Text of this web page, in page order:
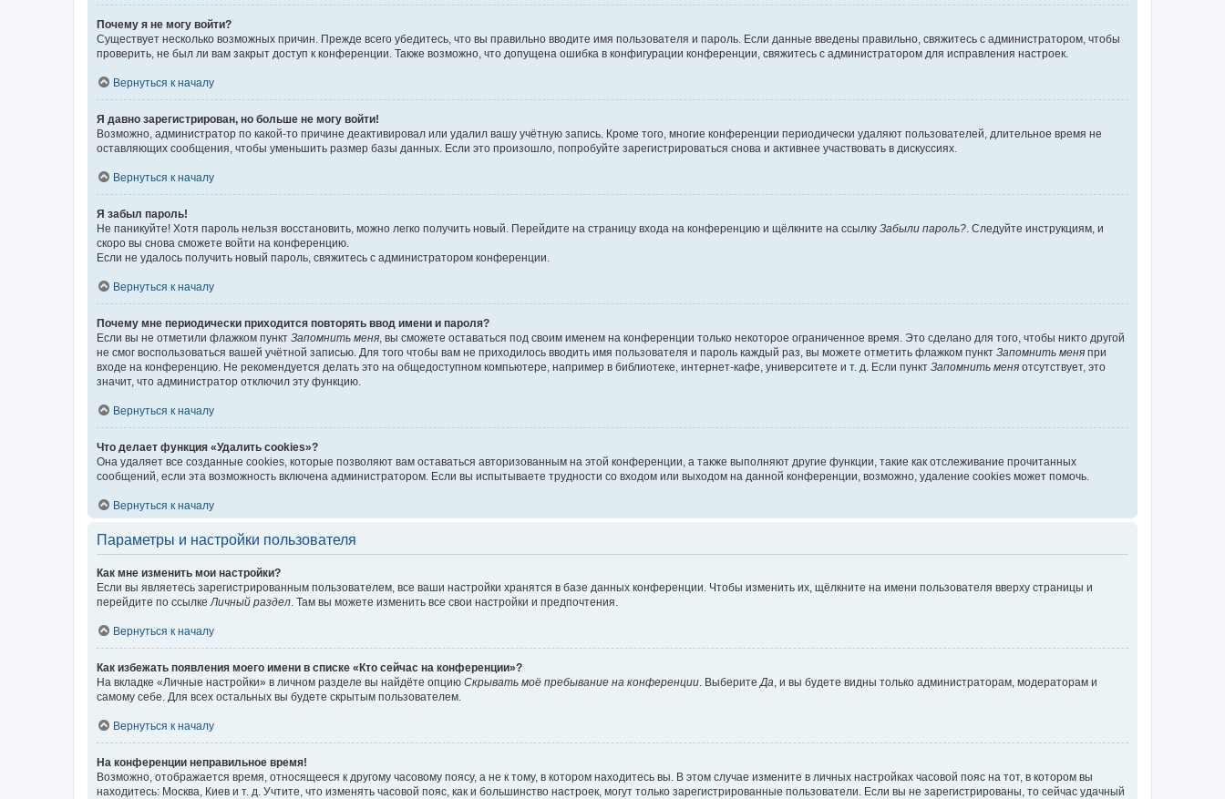
Почему я не могу войти?
Существует несколько возможных причин. Прежде всего убедитесь, что вы правильно вводите имя пользователя и пароль. Если данные введены правильно, свяжитесь с администратором, чтобы
проверить, не был ли вам закрыт доступ к конференции. Также возможно, что допущена ошибка в конфигурации конференции, свяжитесь с администратором для исправления настроек.
Вернуться к началу
Я давно зарегистрирован, но больше не могу войти!
Возможно, администратор по какой-то причине деактивировал или удалил вашу учётную запись. Кроме того, многие конференции периодически удаляют пользователей, длительное время не
оставляющих сообщения, чтобы уменьшить размер базы данных. Если это произошло, попробуйте зарегистрироваться снова и активнее участвовать в дискуссиях.
Вернуться к началу
Я забыл пароль!
Не паникуйте! Хотя пароль нельзя восстановить, можно легко получить новый. Перейдите на страницу входа на конференцию и щёлкните на ссылку Забыли пароль?. Следуйте инструкциям, и
скоро вы снова сможете войти на конференцию.
Если не удалось получить новый пароль, свяжитесь с администратором конференции.
Вернуться к началу
Почему мне периодически приходится повторять ввод имени и пароля?
Если вы не отметили флажком пункт Запомнить меня, вы сможете оставаться под своим именем на конференции только некоторое ограниченное время. Это сделано для того, чтобы никто другой
не смог воспользоваться вашей учётной записью. Для того чтобы вам не приходилось вводить имя пользователя и пароль каждый раз, вы можете отметить флажком пункт Запомнить меня при
входе на конференцию. Не рекомендуется делать это на общедоступном компьютере, например в библиотеке, интернет-кафе, университете и т. д. Если пункт Запомнить меня отсутствует, это
значит, что администратор отключил эту функцию.
Вернуться к началу
Что делает функция «Удалить cookies»?
Она удаляет все созданные cookies, которые позволяют вам оставаться авторизованным на этой конференции, а также выполняют другие функции, такие как отслеживание прочитанных
сообщений, если эта возможность включена администратором. Если вы испытываете трудности со входом или выходом на данной конференции, возможно, удаление cookies может помочь.
Вернуться к началу
Параметры и настройки пользователя
Как мне изменить мои настройки?
Если вы являетесь зарегистрированным пользователем, все ваши настройки хранятся в базе данных конференции. Чтобы изменить их, щёлкните на имени пользователя вверху страницы и
перейдите по ссылкеЛичный раздел. Там вы можете изменить все свои настройки и предпочтения.
Вернуться к началу
Как избежать появления моего имени в списке «Кто сейчас на конференции»?
На вкладке «Личные настройки» в личном разделе вы найдёте опцию Скрывать моё пребывание на конференции. ВыберитеДа, и вы будете видны только администраторам, модераторам и
самому себе. Для всех остальных вы будете скрытым пользователем.
Вернуться к началу
На конференции неправильное время!
Возможно, отображается время, относящееся к другому часовому поясу, а не к тому, в котором находитесь вы. В этом случае измените в личных настройках часовой пояс на тот, в котором вы
находитесь: Москва, Киев и т. д. Учтите, что изменять часовой пояс, как и большинство настроек, могут только зарегистрированные пользователи. Если вы не зарегистрированы, то сейчас удачный